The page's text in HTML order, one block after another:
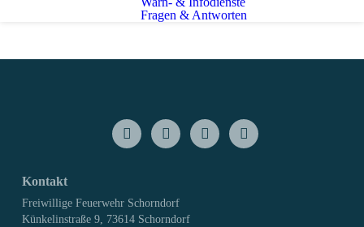
Fragen & Antworten
Kontakt
Freiwillige Feuerwehr Schorndorf
Künkelinstraße 9, 73614 Schorndorf